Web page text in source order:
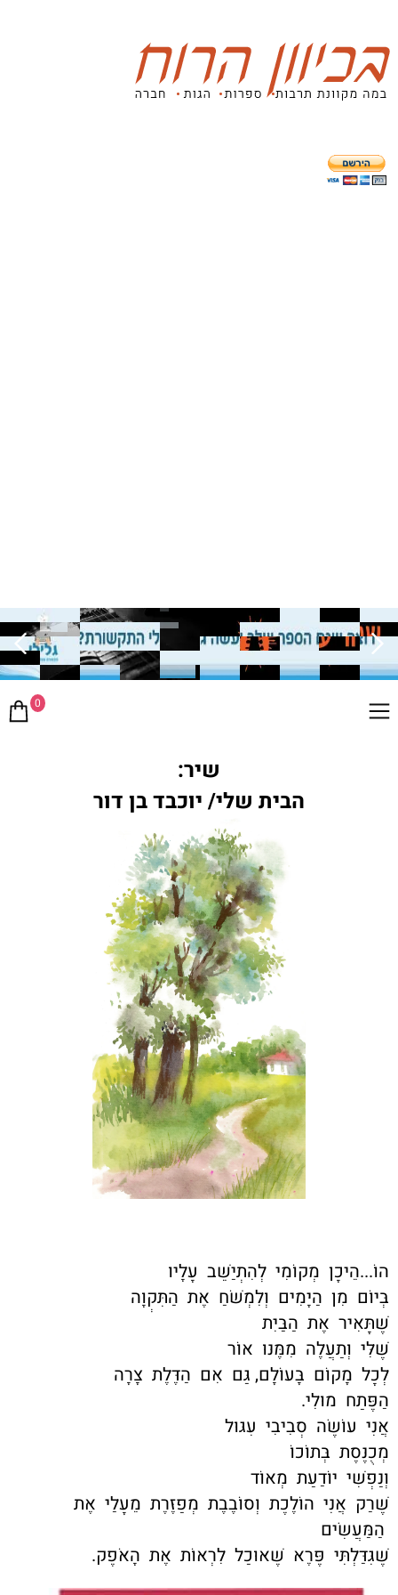
0
שיר:
הבית שלי/ יוכבד בן דור
הוֹ...הֵיכָן מְקוֹמִי לְהִתְיַשֵּׁב עָלָיו
בְּיוֹם מִן הַיָּמִים וְלִמְשֹׁחַ אֶת הַתִּקְוָה
שֶׁתָּאִיר אֶת הַבַּיִת
שֶׁלִּי וְתַעֲלֶה מִמֶּנּוּ אוֹר
לְכָל מָקוֹם בָּעוֹלָם, גַּם אִם הַדֶּלֶת צָרָה
הַפֶּתַח מוּלִי.
אֲנִי עוֹשֶׂה סְבִיבִי עִגּוּל
מְכֻנֶּסֶת בְּתוֹכוֹ
וְנַפְשִׁי יוֹדַעַת מְאוֹד
שֶׁרַק אֲנִי הוֹלֶכֶת וְסוֹבֶבֶת מְפַזֶּרֶת מֵעָלַי אֶת
הַמַּעֲשִׂים
שֶׁגִּדַּלְתִּי פֶּרֶא שֶׁאוּכַל לִרְאוֹת אֶת הָאֹפֶק.